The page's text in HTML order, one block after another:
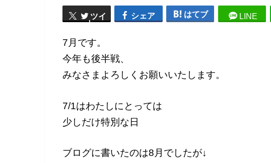
ツイ
ート
シェア はてブ LINE
7月です。
今年も後半戦、
みなさまよろしくお願いいたします。
7/1はわたしにとっては
少しだけ特別な日
ブログに書いたのは8月でしたが↓